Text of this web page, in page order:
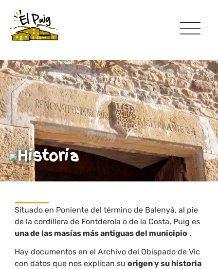
Historia
Situado en Poniente del término de Balenyà, al pie
de la cordillera de Fontderola o de la Costa, Puig es
una de las masías más antiguas del municipio .
Hay documentos en el Archivo del Obispado de Vic
con datos que nos explican su origen y su historia